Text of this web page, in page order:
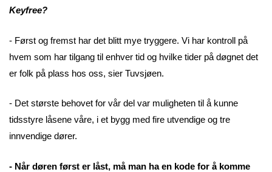
Keyfree?
- Først og fremst har det blitt mye tryggere. Vi har kontroll på
hvem som har tilgang til enhver tid og hvilke tider på døgnet det
er folk på plass hos oss, sier Tuvsjøen.
- Det største behovet for vår del var muligheten til å kunne
tidsstyre låsene våre, i et bygg med fire utvendige og tre
innvendige dører.
- Når døren først er låst, må man ha en kode for å komme